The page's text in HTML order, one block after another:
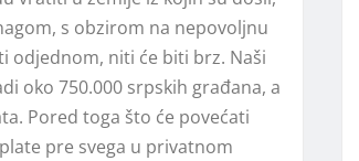
s obzirom na nepovoljnu
odjednom, niti će biti brz. Naši
oko 750.000 srpskih građana, a
Pored toga što će povećati
pre svega u privatnom